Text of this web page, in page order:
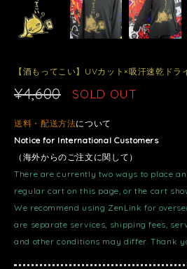
【酒もってこい】UVカット×吸汗速乾ドラ
¥4,600 SOLD OUT
送料・配送方法について
Notice for International Customers
（海外からのご注文に関して）
There are currently two ways to place
regular cart on this page, or the cart
We recommend using ZenLink for
are separate services, shipping fees,
and other conditions may differ. Thank